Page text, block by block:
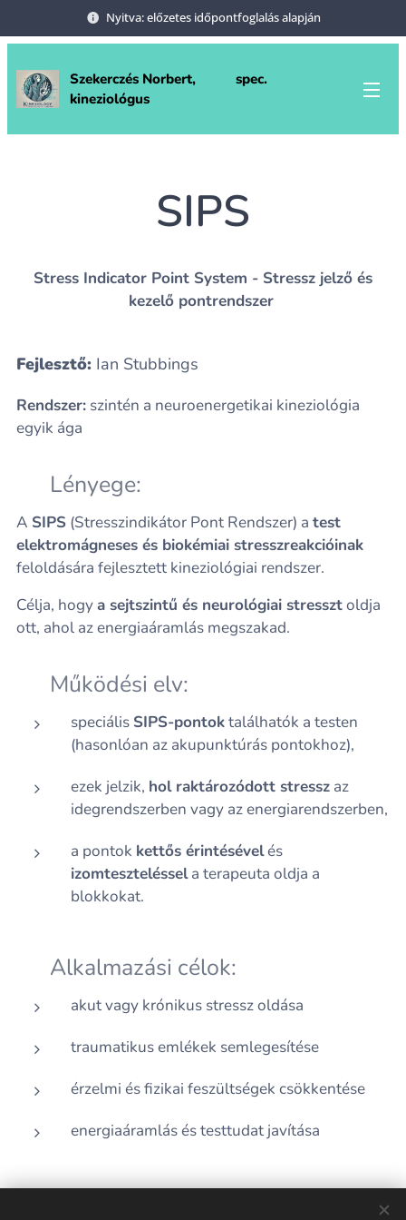
Nyitva: előzetes időpontfoglalás alapján
Szekerczés Norbert, spec.
kineziológus
SIPS
Stress Indicator Point System - Stressz jelző és
kezelő pontrendszer
Fejlesztő: Ian Stubbings
Rendszer: szintén a neuroenergetikai kineziológia
egyik ága
🔹 Lényege:
A SIPS (Stresszindikátor Pont Rendszer) a test
elektromágneses és biokémiai stresszreakcióinak
feloldására fejlesztett kineziológiai rendszer.
Célja, hogya sejtszintű és neurológiai stressztoldja
ott, ahol az energiaáramlás megszakad.
🔹 Működési elv:
speciális SIPS-pontoktalálhatók a testen
(hasonlóan az akupunktúrás pontokhoz),
ezek jelzik, hol raktározódott stressz az
idegrendszerben vagy az energiarendszerben,
a pontok kettős érintésévelés
izomteszteléssela terapeuta oldja a
blokkokat.
🔹 Alkalmazási célok:
akut vagy krónikus stressz oldása
traumatikus emlékek semlegesítése
érzelmi és fizikai feszültségek csökkentése
energiaáramlás és testtudat javítása